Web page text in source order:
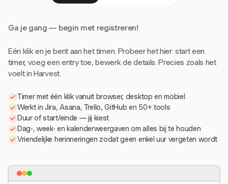
Ga je gang — begin met registreren!
Eén klik en je bent aan het timen. Probeer het hier: start een
timer, voeg een entry toe, bewerk de details. Precies zoals het
voelt in Harvest.
Timer met één klik vanuit browser, desktop en mobiel
Werkt in Jira, Asana, Trello, GitHub en 50+ tools
Duur of start/einde — jij kiest
Dag-, week- en kalenderweergaven om alles bij te houden
Vriendelijke herinneringen zodat geen enkel uur vergeten wordt